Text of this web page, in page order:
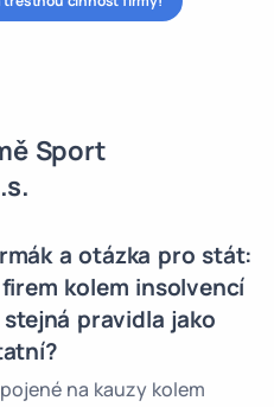
Sport
a otázka pro stát:
kolem insolvencí
pravidla jako
na kauzy kolem